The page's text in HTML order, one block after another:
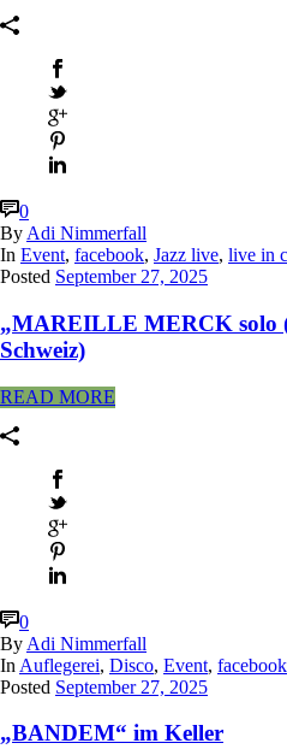
0
By Adi Nimmerfall
In Event, facebook, Jazz live, live in
Posted September 27, 2025
„MAREILLE MERCK solo
Schweiz)
READ MORE
0
By Adi Nimmerfall
In Auflegerei, Disco, Event, facebook
Posted September 27, 2025
„BANDEM“ im Keller